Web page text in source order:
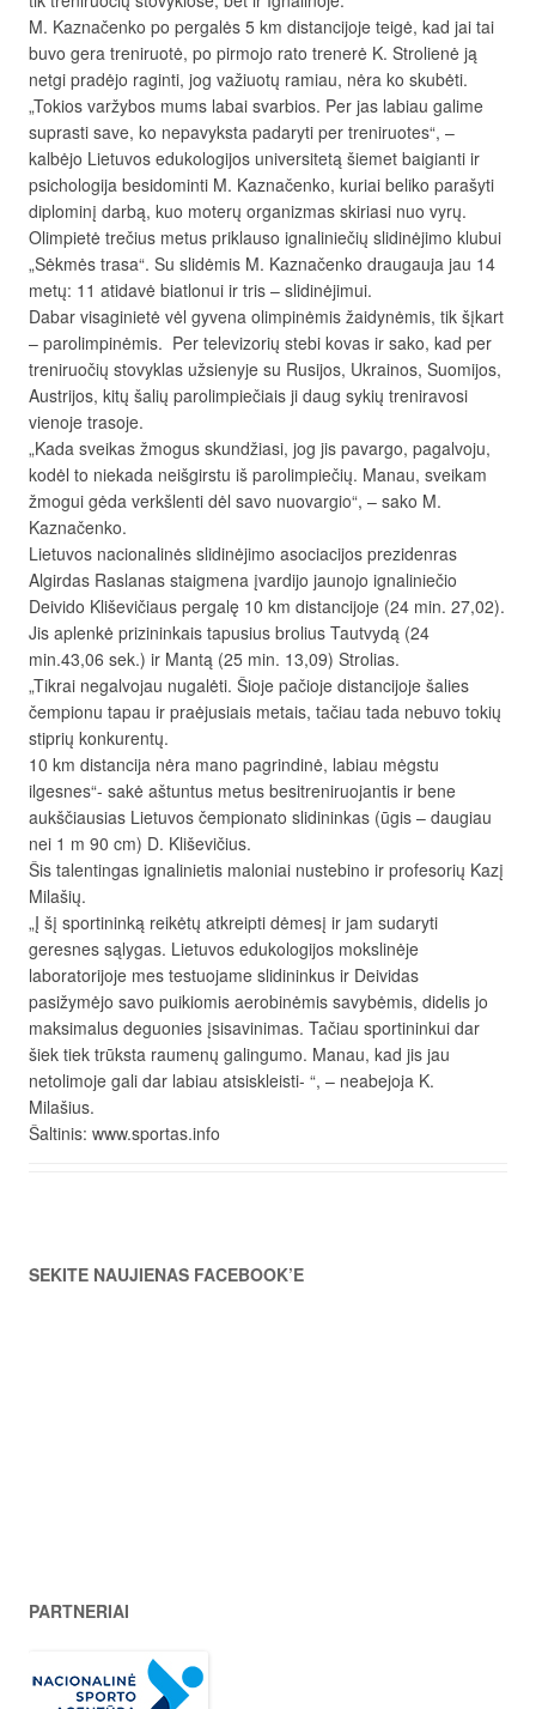
M. Kaznačenko po pergalės 5 km distancijoje teigė, kad jai tai
buvo gera treniruotė, po pirmojo rato trenerė K. Strolienė ją
netgi pradėjo raginti, jog važiuotų ramiau, nėra ko skubėti.
„Tokios varžybos mums labai svarbios. Per jas labiau galime
suprasti save, ko nepavyksta padaryti per treniruotes“, –
kalbėjo Lietuvos edukologijos universitetą šiemet baigianti ir
psichologija besidominti M. Kaznačenko, kuriai beliko parašyti
diplominį darbą, kuo moterų organizmas skiriasi nuo vyrų.
Olimpietė trečius metus priklauso ignaliniečių slidinėjimo klubui
„Sėkmės trasa“. Su slidėmis M. Kaznačenko draugauja jau 14
metų: 11 atidavė biatlonui ir tris – slidinėjimui.
Dabar visaginietė vėl gyvena olimpinėmis žaidynėmis, tik šįkart
– parolimpinėmis. Per televizorių stebi kovas ir sako, kad per
treniruočių stovyklas užsienyje su Rusijos, Ukrainos, Suomijos,
Austrijos, kitų šalių parolimpiečiais ji daug sykių treniravosi
vienoje trasoje.
„Kada sveikas žmogus skundžiasi, jog jis pavargo, pagalvoju,
kodėl to niekada neišgirstu iš parolimpiečių. Manau, sveikam
žmogui gėda verkšlenti dėl savo nuovargio“, – sako M.
Kaznačenko.
Lietuvos nacionalinės slidinėjimo asociacijos prezidenras
Algirdas Raslanas staigmena įvardijo jaunojo ignaliniečio
Deivido Kliševičiaus pergalę 10 km distancijoje (24 min. 27,02).
Jis aplenkė prizininkais tapusius brolius Tautvydą (24
min.43,06 sek.) ir Mantą (25 min. 13,09) Strolias.
„Tikrai negalvojau nugalėti. Šioje pačioje distancijoje šalies
čempionu tapau ir praėjusiais metais, tačiau tada nebuvo tokių
stiprių konkurentų.
10 km distancija nėra mano pagrindinė, labiau mėgstu
ilgesnes“- sakė aštuntus metus besitreniruojantis ir bene
aukščiausias Lietuvos čempionato slidininkas (ūgis – daugiau
nei 1 m 90 cm) D. Kliševičius.
Šis talentingas ignalinietis maloniai nustebino ir profesorių Kazį
Milašių.
„Į šį sportininką reikėtų atkreipti dėmesį ir jam sudaryti
geresnes sąlygas. Lietuvos edukologijos mokslinėje
laboratorijoje mes testuojame slidininkus ir Deividas
pasižymėjo savo puikiomis aerobinėmis savybėmis, didelis jo
maksimalus deguonies įsisavinimas. Tačiau sportininkui dar
šiek tiek trūksta raumenų galingumo. Manau, kad jis jau
netolimoje gali dar labiau atsiskleisti- “, – neabejoja K.
Milašius.
Šaltinis: www.sportas.info
SEKITE NAUJIENAS FACEBOOK’E
PARTNERIAI